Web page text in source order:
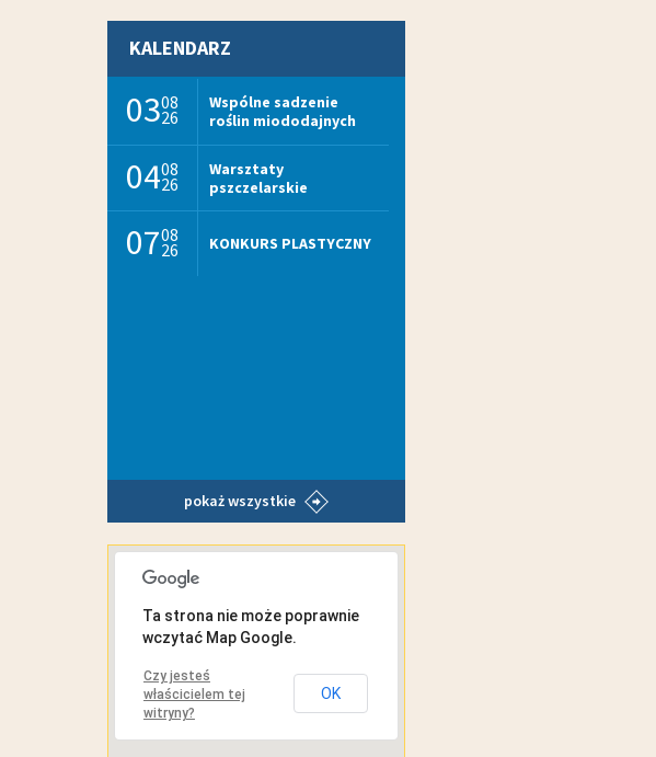
KALENDARZ
0308
26
Wspólne sadzenie
roślin miododajnych
0408
26
Warsztaty
pszczelarskie
0708
26 KONKURS PLASTYCZNY
pokaż wszystkie
MAPA INTERAKTYWNA
Ta strona nie może poprawnie
wczytać Map Google.
Czy jesteś
właścicielem tej
witryny?
OK